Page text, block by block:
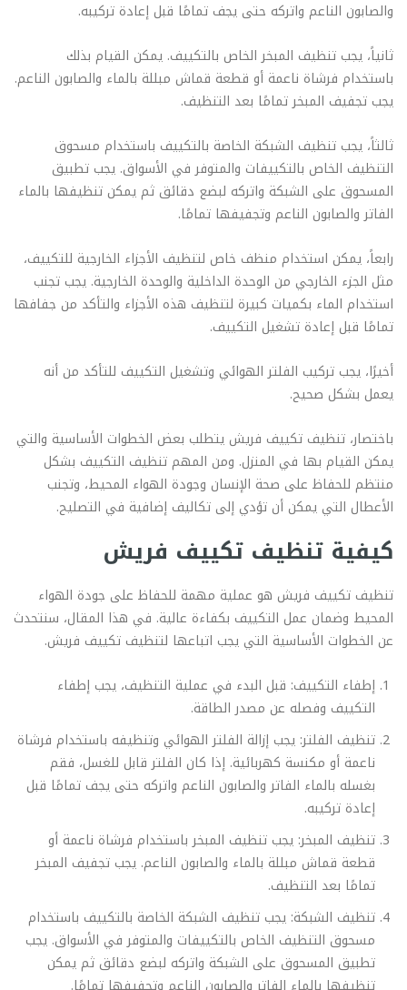
والصابون الناعم واتركه حتى يجف تمامًا قبل إعادة تركيبه.
ثانياً، يجب تنظيف المبخر الخاص بالتكييف. يمكن القيام بذلك
باستخدام فرشاة ناعمة أو قطعة قماش مبللة بالماء والصابون الناعم.
يجب تجفيف المبخر تمامًا بعد التنظيف.
ثالثاً، يجب تنظيف الشبكة الخاصة بالتكييف باستخدام مسحوق
التنظيف الخاص بالتكييفات والمتوفر في الأسواق. يجب تطبيق
المسحوق على الشبكة واتركه لبضع دقائق ثم يمكن تنظيفها بالماء
الفاتر والصابون الناعم وتجفيفها تمامًا.
رابعاً، يمكن استخدام منظف خاص لتنظيف الأجزاء الخارجية للتكييف،
مثل الجزء الخارجي من الوحدة الداخلية والوحدة الخارجية. يجب تجنب
استخدام الماء بكميات كبيرة لتنظيف هذه الأجزاء والتأكد من جفافها
تمامًا قبل إعادة تشغيل التكييف.
أخيرًا، يجب تركيب الفلتر الهوائي وتشغيل التكييف للتأكد من أنه
يعمل بشكل صحيح.
باختصار، تنظيف تكييف فريش يتطلب بعض الخطوات الأساسية والتي
يمكن القيام بها في المنزل. ومن المهم تنظيف التكييف بشكل
منتظم للحفاظ على صحة الإنسان وجودة الهواء المحيط، وتجنب
الأعطال التي يمكن أن تؤدي إلى تكاليف إضافية في التصليح.
كيفية تنظيف تكييف فريش
تنظيف تكييف فريش هو عملية مهمة للحفاظ على جودة الهواء
المحيط وضمان عمل التكييف بكفاءة عالية. في هذا المقال، سنتحدث
عن الخطوات الأساسية التي يجب اتباعها لتنظيف تكييف فريش.
إطفاء التكييف: قبل البدء في عملية التنظيف، يجب إطفاء
التكييف وفصله عن مصدر الطاقة.
تنظيف الفلتر: يجب إزالة الفلتر الهوائي وتنظيفه باستخدام فرشاة
ناعمة أو مكنسة كهربائية. إذا كان الفلتر قابل للغسل، فقم
بغسله بالماء الفاتر والصابون الناعم واتركه حتى يجف تمامًا قبل
إعادة تركيبه.
تنظيف المبخر: يجب تنظيف المبخر باستخدام فرشاة ناعمة أو
قطعة قماش مبللة بالماء والصابون الناعم. يجب تجفيف المبخر
تمامًا بعد التنظيف.
تنظيف الشبكة: يجب تنظيف الشبكة الخاصة بالتكييف باستخدام
مسحوق التنظيف الخاص بالتكييفات والمتوفر في الأسواق. يجب
تطبيق المسحوق على الشبكة واتركه لبضع دقائق ثم يمكن